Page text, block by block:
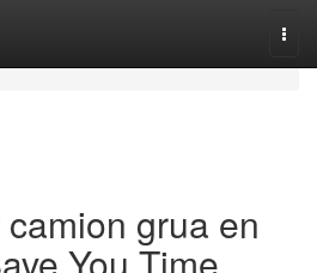
grua en